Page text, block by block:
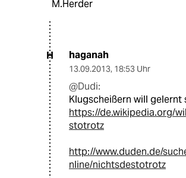
M.Herder
H haganah
13.09.2013, 18:53 Uhr
@Dudi:
Klugscheißern will gelernt
https://de.wikipedia.org/
stotrotz
http://www.duden.de/
nline/nichtsdestotrotz